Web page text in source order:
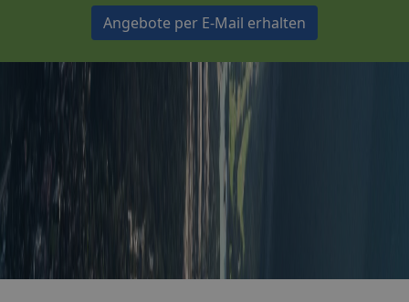
Angebote per E-Mail erhalten